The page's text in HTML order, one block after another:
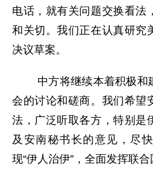
电话，就有关问题交换看法
和关切。我们正在认真研究
决议草案。
中方将继续本着积极和
会的讨论和磋商。我们希望
法，广泛听取各方，特别是
及安南秘书长的意见，尽
现“伊人治伊”，全面发挥联合